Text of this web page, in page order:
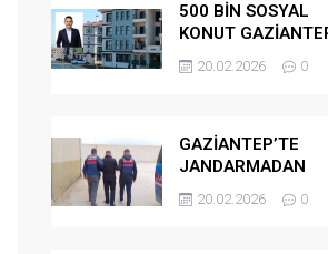
500 BİN SOSYAL
KONUT
HAK SAHİPLİĞİ
BELİRLEME KURASI-
20.02.2026 0
GAZİANTEP’TE
JANDARMADAN
GÖÇMEN
KAÇAKÇILARINA
20.02.2026 0